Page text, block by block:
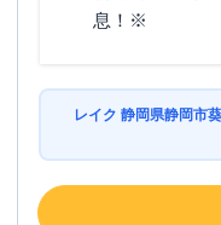
息！※
レイク 静岡県静岡市